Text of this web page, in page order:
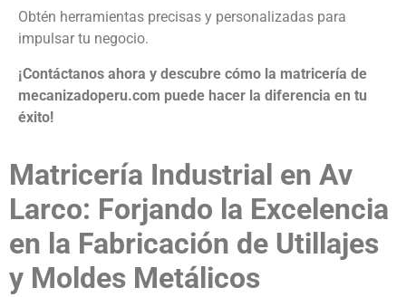
Obtén herramientas precisas y personalizadas para
impulsar tu negocio.
¡Contáctanos ahora y descubre cómo la matricería de
mecanizadoperu.com puede hacer la diferencia en tu
éxito!
Matricería Industrial en Av
Larco: Forjando la Excelencia
en la Fabricación de Utillajes
y Moldes Metálicos